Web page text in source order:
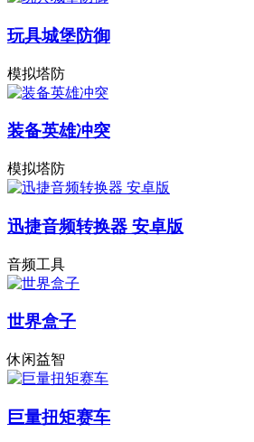
玩具城堡防御
模拟塔防
装备英雄冲突
模拟塔防
迅捷音频转换器 安卓版
音频工具
世界盒子
休闲益智
巨量扭矩赛车